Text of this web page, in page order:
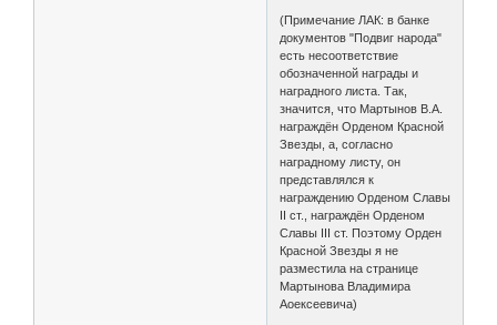
(Примечание ЛАК: в банке
документов "Подвиг народа"
есть несоответствие
обозначенной награды и
наградного листа. Так,
значится, что Мартынов В.А.
награждён Орденом Красной
Звезды, а, согласно
наградному листу, он
представлялся к
награждению Орденом Славы
II ст., награждён Орденом
Славы III ст. Поэтому Орден
Красной Звезды я не
разместила на странице
Мартынова Владимира
Аоексеевича)